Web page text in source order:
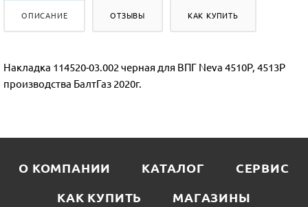
ОПИСАНИЕ ОТЗЫВЫ КАК КУПИТЬ
Накладка 114520-03.002 черная для ВПГ Neva 4510P, 4513Р
производства БалтГаз 2020г.
О КОМПАНИИ КАТАЛОГ
СЕРВИС
КАК КУПИТЬ
МАГАЗИНЫ